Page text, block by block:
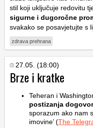
stil koji uključuje redovitu
sigurne i dugoročne
svakako se posavjetujte s
zdrava prehrana
27.05. (18:00)
Brze i kratke
Teheran i
postizanja
sporazum ako nam
imovine’ (The